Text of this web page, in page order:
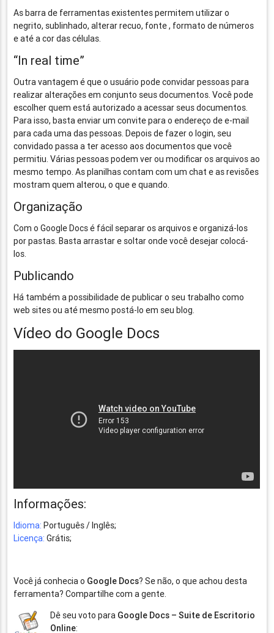
As barra de ferramentas existentes permitem utilizar o
negrito, sublinhado, alterar recuo, fonte , formato de números
e até a cor das células.
“In real time”
Outra vantagem é que o usuário pode convidar pessoas para
realizar alterações em conjunto seus documentos. Você pode
escolher quem está autorizado a acessar seus documentos.
Para isso, basta enviar um convite para o endereço de e-mail
para cada uma das pessoas. Depois de fazer o login, seu
convidado passa a ter acesso aos documentos que você
permitiu. Várias pessoas podem ver ou modificar os arquivos ao
mesmo tempo. As planilhas contam com um chat e as revisões
mostram quem alterou, o que e quando.
Organização
Com o Google Docs é fácil separar os arquivos e organizá-los
por pastas. Basta arrastar e soltar onde você desejar colocá-
los.
Publicando
Há também a possibilidade de publicar o seu trabalho como
web sites ou até mesmo postá-lo em seu blog.
Vídeo do Google Docs
Informações:
Idioma: Português / Inglês;
Licença: Grátis;
Você já conhecia o Google Docs? Se não, o que achou desta
ferramenta? Compartilhe com a gente.
Dê seu voto para Google Docs – Suite de Escritorio
Online: